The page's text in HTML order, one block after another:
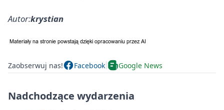
Autor:krystian
Zaobserwuj nas! Facebook Google News
Nadchodzące wydarzenia